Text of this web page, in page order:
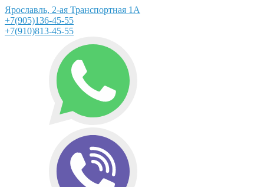
Ярославль, 2-ая Транспортная 1А
+7(905)136-45-55
+7(910)813-45-55